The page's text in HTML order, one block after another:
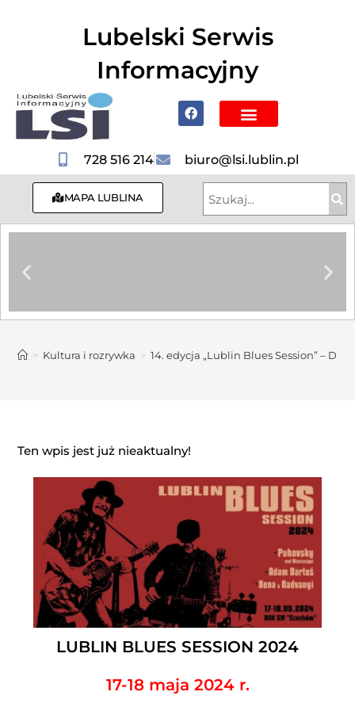
Lubelski Serwis
Informacyjny
728 516 214 biuro@lsi.lublin.pl
MAPA LUBLINA
> Kultura i rozrywka > 14. edycja „Lublin Blues Session” – DDK
Ten wpis jest już nieaktualny!
LUBLIN BLUES SESSION 2024
17-18 maja 2024 r.